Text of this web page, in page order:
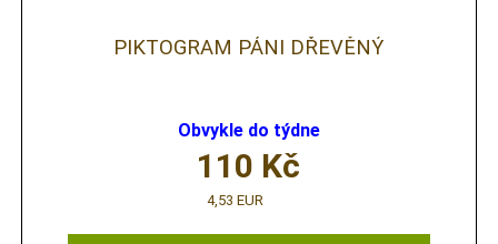
PIKTOGRAM PÁNI DŘEVĚNÝ
Obvykle do týdne
110 Kč
4,53 EUR